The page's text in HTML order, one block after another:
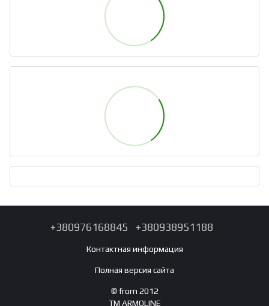
+380976168845 +380938951188
Контактная информация
Полная версия сайта
© from 2012
TM ARMOLINE